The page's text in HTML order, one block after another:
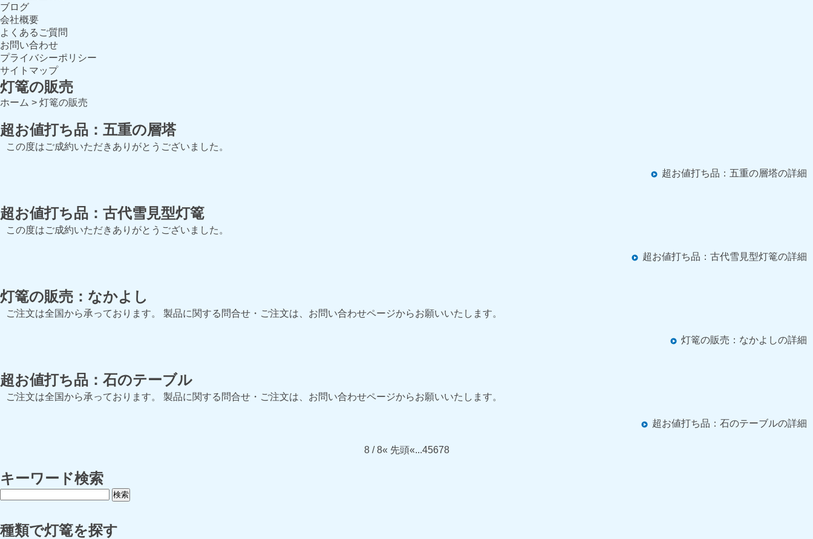
ブログ
会社概要
よくあるご質問
お問い合わせ
プライバシーポリシー
サイトマップ
灯篭の販売
ホーム > 灯篭の販売
超お値打ち品：五重の層塔
この度はご成約いただきありがとうございました。
超お値打ち品：五重の層塔の詳細
超お値打ち品：古代雪見型灯篭
この度はご成約いただきありがとうございました。
超お値打ち品：古代雪見型灯篭の詳細
灯篭の販売：なかよし
ご注文は全国から承っております。 製品に関する問合せ・ご注文は、お問い合わせページからお願いいたします。
灯篭の販売：なかよしの詳細
超お値打ち品：石のテーブル
ご注文は全国から承っております。 製品に関する問合せ・ご注文は、お問い合わせページからお願いいたします。
超お値打ち品：石のテーブルの詳細
8 / 8« 先頭«...45678
キーワード検索
種類で灯篭を探す